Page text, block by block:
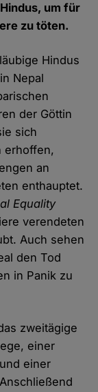
um für
zu töten.
Hindus
Nepal
der Göttin
sich
erhoffen,
an
enthauptet.
Equality
verendeten
Auch sehen
den Tod
in Panik zu
zweitägige
einer
einer